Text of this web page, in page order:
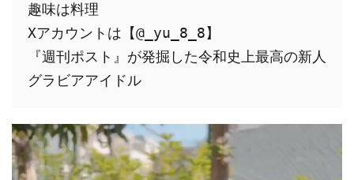
趣味は料理
Xアカウントは【@_yu_8_8】
『週刊ポスト』が発掘した令和史上最高の新人
グラビアアイドル